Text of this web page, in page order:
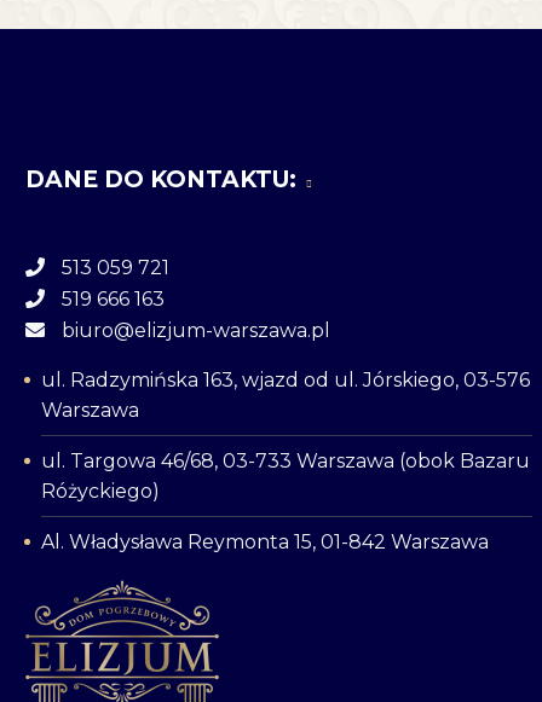
DANE DO KONTAKTU:
513 059 721
519 666 163
biuro@elizjum-warszawa.pl
ul. Radzymińska 163, wjazd od ul. Jórskiego, 03-576
Warszawa
ul. Targowa 46/68, 03-733 Warszawa (obok Bazaru
Różyckiego)
Al. Władysława Reymonta 15, 01-842 Warszawa